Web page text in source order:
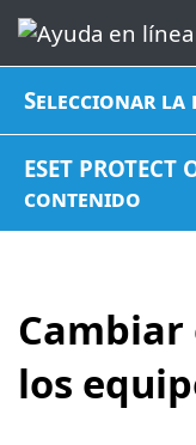
Seleccionar la
ESET
contenido
Cambiar
los